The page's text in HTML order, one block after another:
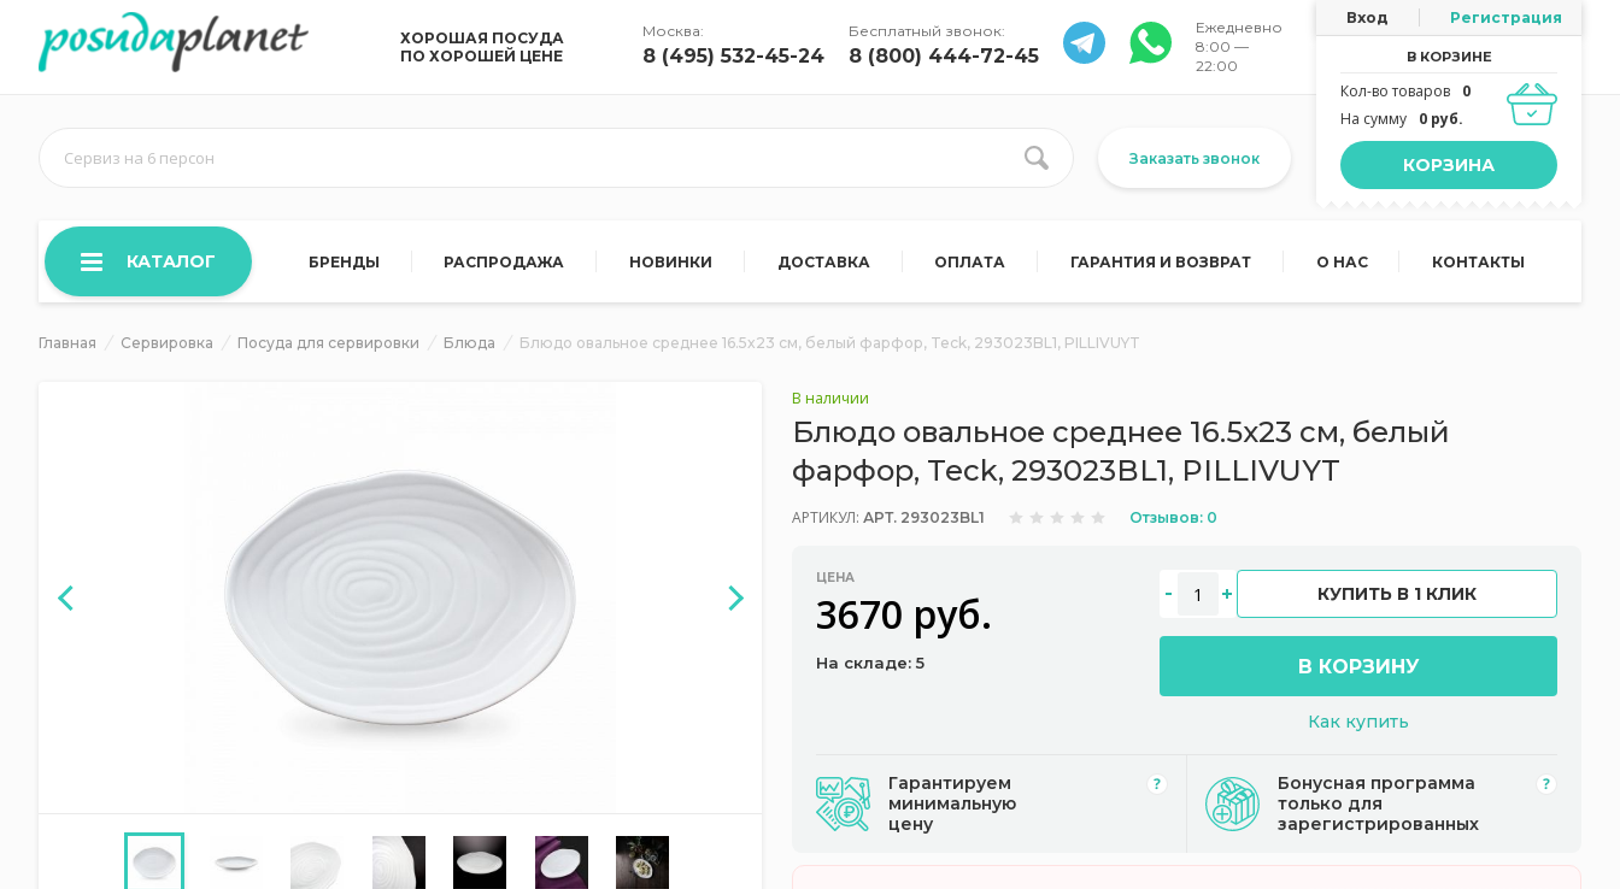
ХОРОШАЯ ПОСУДА
ПО ХОРОШЕЙ ЦЕНЕ
Москва:
8 (495) 532-45-24
Бесплатный звонок:
8 (800) 444-72-45
Ежедневно
8:00 —
22:00
Вход Регистрация
В КОРЗИНЕ
Кол-во товаров
0
На сумму
0 руб.
КОРЗИНА
Сервиз на 6 персон Заказать звонок
КАТАЛОГ БРЕНДЫ РАСПРОДАЖА НОВИНКИ ДОСТАВКА ОПЛАТА ГАРАНТИЯ И ВОЗВРАТ О НАС КОНТАКТЫ
Главная Сервировка Посуда для сервировки Блюда Блюдо овальное среднее 16.5x23 см, белый фарфор, Teck, 293023BL1, PILLIVUYT
В наличии
Блюдо овальное среднее 16.5x23 см, белый
фарфор, Teck, 293023BL1, PILLIVUYT
АРТИКУЛ: АРТ. 293023BL1 Отзывов: 0
ЦЕНА
3670 руб.
На складе: 5
КУПИТЬ В 1 КЛИК
В КОРЗИНУ
Как купить
Гарантируем
минимальную
цену
Бонусная программа
только для
зарегистрированных